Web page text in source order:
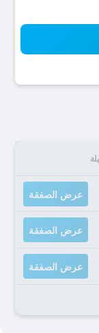
عرض الصفقة
عرض الصفقة
عرض الصفقة